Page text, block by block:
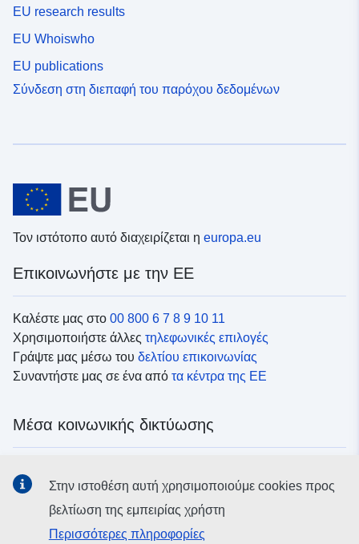
EU research results
EU Whoiswho
EU publications
Σύνδεση στη διεπαφή του παρόχου δεδομένων
Τον ιστότοπο αυτό διαχειρίζεται η europa.eu
Επικοινωνήστε με την ΕΕ
Καλέστε μας στο 00 800 6 7 8 9 10 11
Χρησιμοποιήστε άλλες τηλεφωνικές επιλογές
Γράψτε μας μέσω του δελτίου επικοινωνίας
Συναντήστε μας σε ένα από τα κέντρα της ΕΕ
Μέσα κοινωνικής δικτύωσης
δικτύωσηςΣτην ιστοθέση αυτή χρησιμοποιούμε cookies προς
βελτίωση της εμπειρίας χρήστη
Περισσότερες πληροφορίες